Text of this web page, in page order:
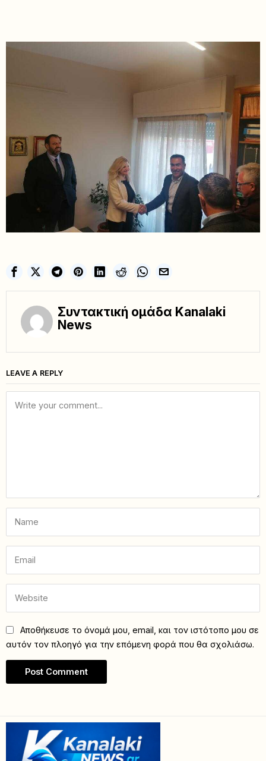
Συντακτική ομάδα Kanalaki
News
LEAVE A REPLY
Αποθήκευσε το όνομά μου, email, και τον ιστότοπο μου σε
αυτόν τον πλοηγό για την επόμενη φορά που θα σχολιάσω.